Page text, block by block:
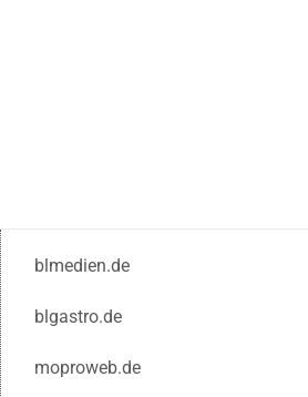
blmedien.de
blgastro.de
moproweb.de